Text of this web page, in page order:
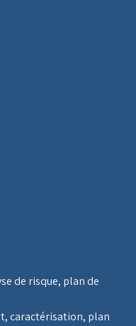
de risque, plan de
caractérisation, plan